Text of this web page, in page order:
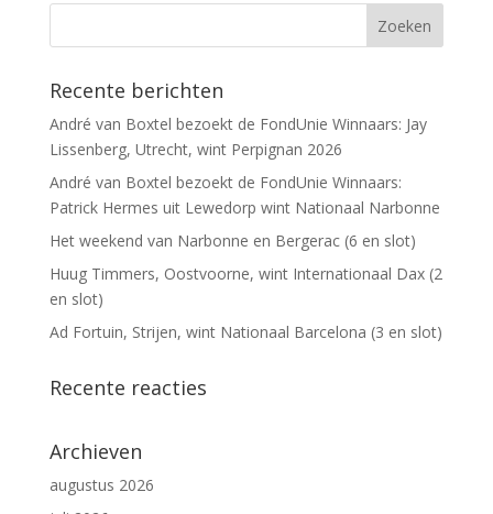
Recente berichten
André van Boxtel bezoekt de FondUnie Winnaars: Jay
Lissenberg, Utrecht, wint Perpignan 2026
André van Boxtel bezoekt de FondUnie Winnaars:
Patrick Hermes uit Lewedorp wint Nationaal Narbonne
Het weekend van Narbonne en Bergerac (6 en slot)
Huug Timmers, Oostvoorne, wint Internationaal Dax (2
en slot)
Ad Fortuin, Strijen, wint Nationaal Barcelona (3 en slot)
Recente reacties
Archieven
augustus 2026